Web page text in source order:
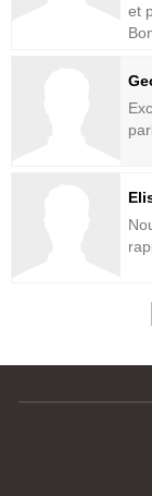
et